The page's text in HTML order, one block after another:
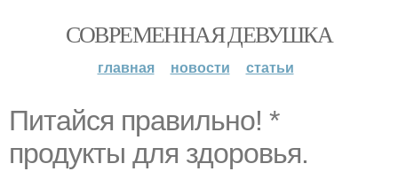
СОВРЕМЕННАЯ ДЕВУШКА
главная новости статьи
Питайся правильно! *
продукты для здоровья.